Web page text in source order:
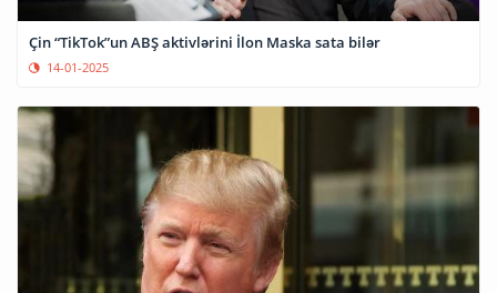
Çin “TikTok”un ABŞ aktivlərini İlon Maska sata bilər
14-01-2025